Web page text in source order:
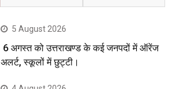
5 August 2026
6 अगस्त को उत्तराखण्ड के कई जनपदों में ऑरेंज
अलर्ट, स्कूलों में छुट्टी।